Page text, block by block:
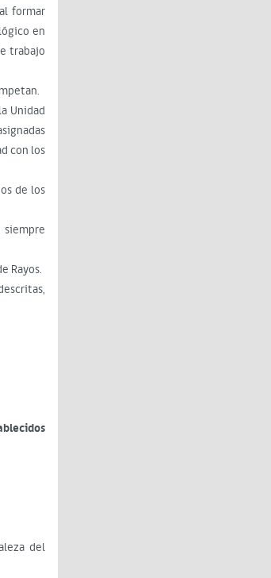
formar
en
trabajo
Unidad
con los
de los
Rayos.
del